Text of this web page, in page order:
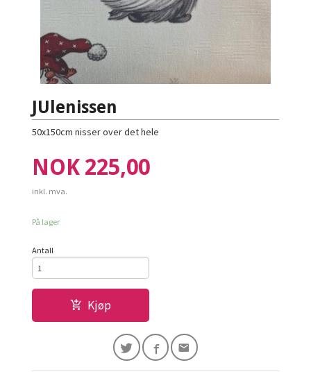
JUlenissen
50x150cm nisser over det hele
Pris
NOK 225,00
inkl. mva.
På lager
Antall
Kjøp